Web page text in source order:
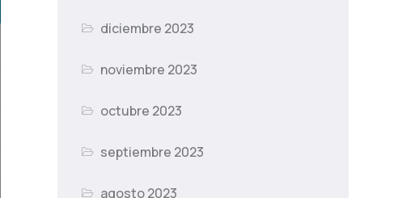
diciembre 2023
noviembre 2023
octubre 2023
septiembre 2023
agosto 2023